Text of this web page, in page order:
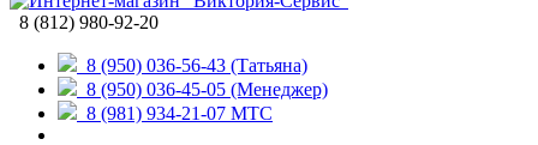
8 (812) 980-92-20
8 (950) 036-56-43 (Татьяна)
8 (950) 036-45-05 (Менеджер)
8 (981) 934-21-07 МТС